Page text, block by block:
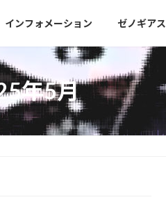
インフォメーション ゼノギアス
年5月